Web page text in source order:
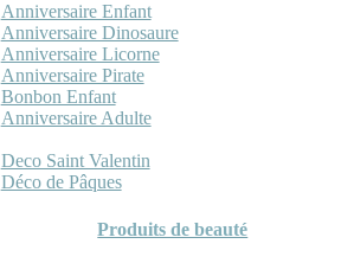
Anniversaire Enfant
Anniversaire Dinosaure
Anniversaire Licorne
Anniversaire Pirate
Bonbon Enfant
Anniversaire Adulte
Deco Saint Valentin
Déco de Pâques
Produits de beauté